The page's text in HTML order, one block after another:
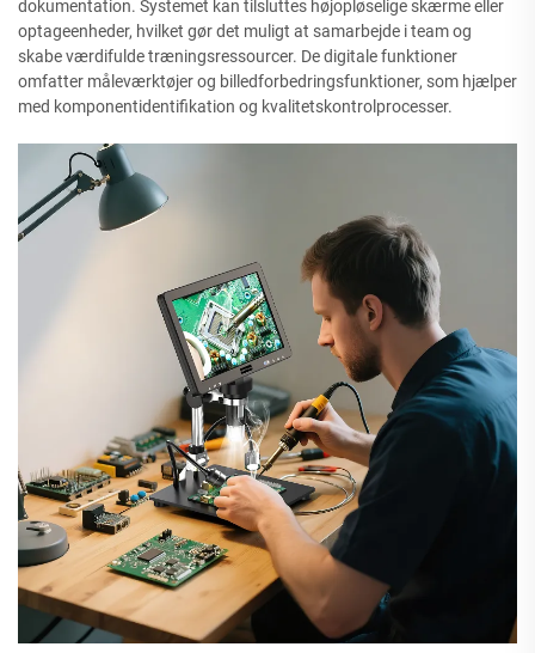
dokumentation. Systemet kan tilsluttes højopløselige skærme eller
optageenheder, hvilket gør det muligt at samarbejde i team og
skabe værdifulde træningsressourcer. De digitale funktioner
omfatter måleværktøjer og billedforbedringsfunktioner, som hjælper
med komponentidentifikation og kvalitetskontrolprocesser.